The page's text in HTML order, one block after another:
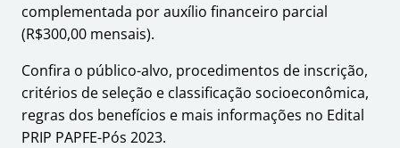
complementada por auxílio financeiro parcial
(R$300,00 mensais).
Confira o público-alvo, procedimentos de inscrição,
critérios de seleção e classificação socioeconômica,
regras dos benefícios e mais informações no Edital
PRIP PAPFE-Pós 2023.